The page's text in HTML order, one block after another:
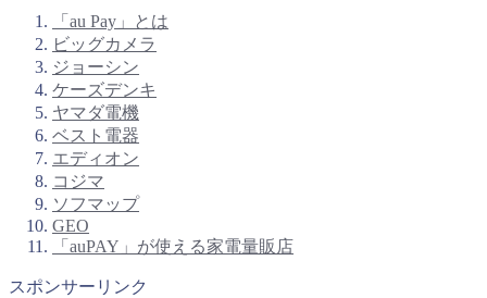
「au Pay」とは
ビッグカメラ
ジョーシン
ケーズデンキ
ヤマダ電機
ベスト電器
エディオン
コジマ
ソフマップ
GEO
「auPAY」が使える家電量販店
スポンサーリンク